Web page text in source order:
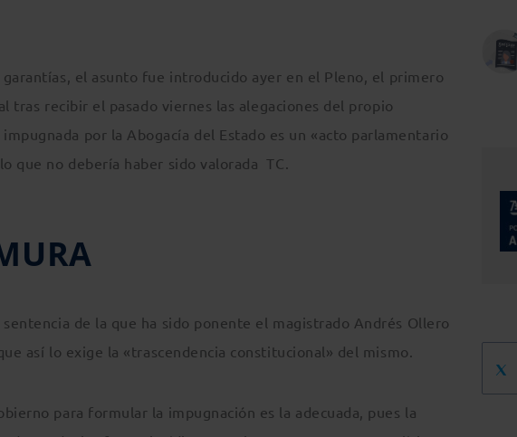
el asunto fue introducido ayer en el Pleno, el primero
tras recibir el pasado viernes las alegaciones del propio
por la Abogacía del Estado es un «acto parlamentario
que no debería haber sido valorada TC.
de la que ha sido ponente el magistrado Andrés Ollero
así lo exige la «trascendencia constitucional» del mismo.
para formular la impugnación es la adecuada, pues la